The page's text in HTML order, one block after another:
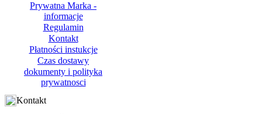
Prywatna Marka -
informacje
Regulamin
Kontakt
Płatności instukcje
Czas dostawy
dokumenty i polityka
prywatnosci
Kontakt